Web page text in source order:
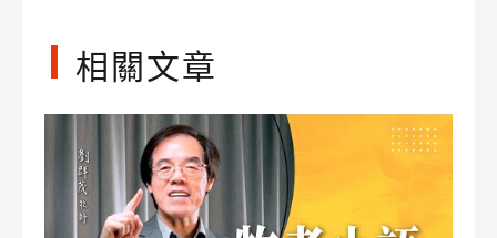
相關文章